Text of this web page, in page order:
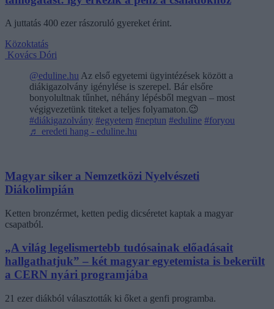
A juttatás 400 ezer rászoruló gyereket érint.
Közoktatás
Kovács Dóri
@eduline.hu Az első egyetemi ügyintézések között a
diákigazolvány igénylése is szerepel. Bár elsőre
bonyolultnak tűnhet, néhány lépésből megvan – most
végigvezetünk titeket a teljes folyamaton.😉
#diákigazolvány #egyetem #neptun #eduline #foryou
♬ eredeti hang - eduline.hu
Magyar siker a Nemzetközi Nyelvészeti
Diákolimpián
Ketten bronzérmet, ketten pedig dicséretet kaptak a magyar
csapatból.
„A világ legelismertebb tudósainak előadásait
hallgathatjuk” – két magyar egyetemista is bekerült
a CERN nyári programjába
21 ezer diákból választották ki őket a genfi programba.